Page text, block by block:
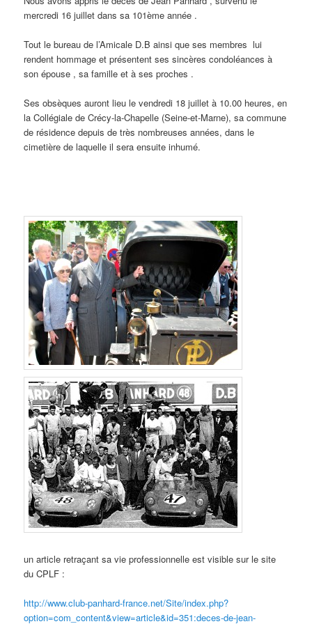
mercredi 16 juillet dans sa 101ème année .
Tout le bureau de l’Amicale D.B ainsi que ses membres lui
rendent hommage et présentent ses sincères condoléances à
son épouse , sa famille et à ses proches .
Ses obsèques auront lieu le vendredi 18 juillet à 10.00 heures, en
la Collégiale de Crécy-la-Chapelle (Seine-et-Marne), sa commune
de résidence depuis de très nombreuses années, dans le
cimetière de laquelle il sera ensuite inhumé.
un article retraçant sa vie professionnelle est visible sur le site
du CPLF :
http://www.club-panhard-france.net/Site/index.php?
option=com_content&view=article&id=351:deces-de-jean-